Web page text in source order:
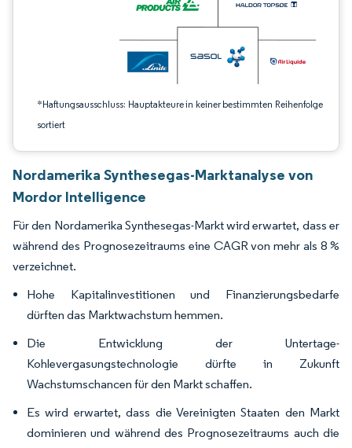
*Haftungsausschluss: Hauptakteure in keiner bestimmten Reihenfolge
sortiert
Nordamerika Synthesegas-Marktanalyse von
Mordor Intelligence
Für den Nordamerika Synthesegas-Markt wird erwartet, dass er
während des Prognosezeitraums eine CAGR von mehr als 8 %
verzeichnet.
Hohe Kapitalinvestitionen und Finanzierungsbedarfe
dürften das Marktwachstum hemmen.
Die Entwicklung der Untertage-
Kohlevergasungstechnologie dürfte in Zukunft
Wachstumschancen für den Markt schaffen.
Es wird erwartet, dass die Vereinigten Staaten den Markt
dominieren und während des Prognosezeitraums auch die